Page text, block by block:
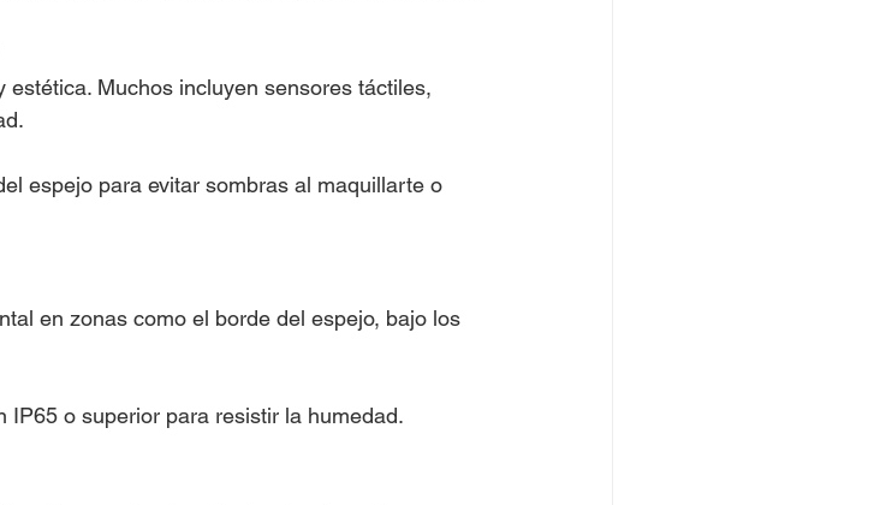
Muchos incluyen sensores táctiles,
espejo para evitar sombras al maquillarte o
en zonas como el borde del espejo, bajo los
IP65 o superior para resistir la humedad.